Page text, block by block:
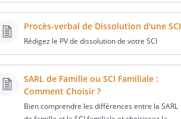
Procès-verbal de Dissolution d'une SCI
Rédigez le PV de dissolution de votre SCI
SARL de Famille ou SCI Familiale :
Comment Choisir ?
Bien comprendre les différences entre la SARL